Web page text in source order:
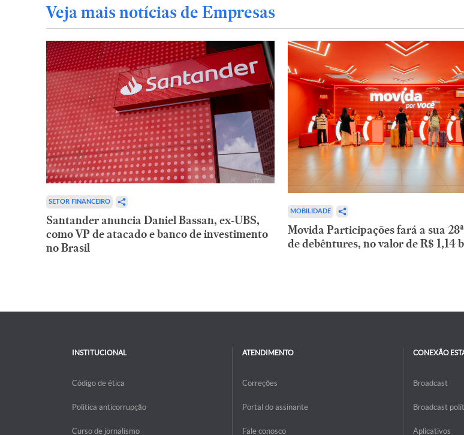
Veja mais notícias de Empresas
SETOR FINANCEIRO
Santander anuncia Daniel Bassan, ex-UBS,
como VP de atacado e banco de investimento
no Brasil
MOBILIDADE
Movida Participações fará a sua
de debêntures, no valor de R$ 1,14
INSTITUCIONAL
Código de ética
Politica anticorrupção
Curso de jornalismo
ATENDIMENTO
Correções
Portal do assinante
Fale conosco
CONEXÃO
Broadcast
Broadcast
Aplicativos